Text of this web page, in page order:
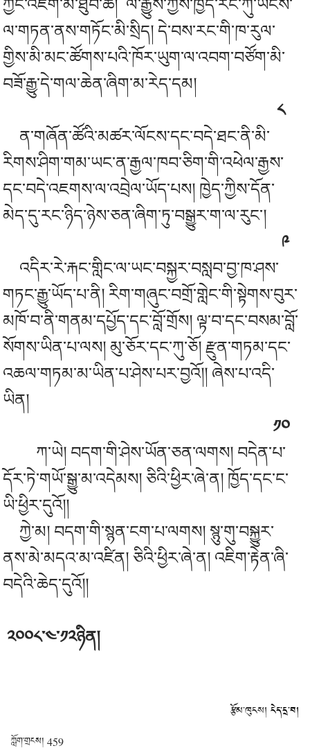
ཀྱང་འཇོག་མ་ཐུབ་ཚེ། ལོ་རྒྱུས་ཀྱིས་ཁྱེད་རང་ཀུ་ཡངས་
ལ་གཏན་ནས་གཏོང་མི་སྲིད། དེ་བས་རང་གི་ཁ་རུལ་
གྱིས་མི་མང་ཚོགས་པའི་ཁོར་ཡུག་ལ་འབག་བཙོག་མི་
བཟོ་རྒྱུ་དེ་གལ་ཆེན་ཞིག་མ་རེད་དམ།
༨
ན་གཞོན་ཚོའི་མཚར་ལོངས་དང་བདེ་ཐང་ནི་མི་
རིགས་ཤིག་གམ་ཡང་ན་རྒྱལ་ཁབ་ཅིག་གི་འཕེལ་རྒྱས་
དང་བདེ་འཇགས་ལ་འབྲེལ་ཡོད་པས། ཁྱེད་ཀྱིས་དོན་
མེད་དུ་རང་ཉིད་ཉེས་ཅན་ཞིག་ཏུ་བསྒྱུར་ག་ལ་རུང་།
༩
འདིར་རེ་རྐང་གླིང་ལ་ཡང་བསྐྱར་བསླབ་བྱ་ཁ་ཤས་
གཏང་རྒྱུ་ཡོད་པ་ནི། རིག་གཞུང་བགྲོ་གླེང་གི་སྟེགས་བུར་
མཁོ་བ་ནི་གནམ་དཔྱོད་དང་བློ་གྲོས། ལྟ་བ་དང་བསམ་བློ་
སོགས་ཡིན་པ་ལས། མུ་ཅོར་དང་ཀུ་ཅོ། རྫུན་གཏམ་དང་
འཆལ་གཏམ་མ་ཡིན་པ་ཤེས་པར་བྱའོ།། ཞེས་པ་འདི་
ཡིན།
༡༠
ཀ་ཡེ། བདག་གི་ཤེས་ཡོན་ཅན་ལགས། བདེན་པ་
དོར་ཏེ་གཡོ་སྒྱུ་མ་འདེམས། ཅིའི་ཕྱིར་ཞེ་ན། ཁྱོད་དང་ང་
ཡི་ཕྱིར་དུའོ།།
ཀྱེ་མ། བདག་གི་སྙན་ངག་པ་ལགས། སྙུ་གུ་བསྐྱུར་
ནས་མེ་མདའ་མ་འཛིན། ཅིའི་ཕྱིར་ཞེ་ན། འཇིག་རྟེན་ཞི་
བདེའི་ཆེད་དུའོ།།
༢༠༠༨་༤་༡༢ཉིན།
རྩོམ་ཁུངས། ངེད་དྲ་བ།
ཀློག་གྲངས། 459